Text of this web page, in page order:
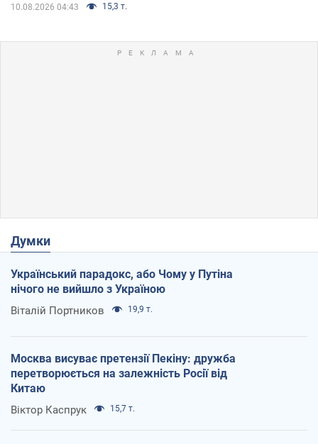
10.08.2026 04:43 15,3 т.
Думки
Український парадокс, або Чому у Путіна
нічого не вийшло з Україною
Віталій Портников 19,9 т.
Москва висуває претензії Пекіну: дружба
перетворюється на залежність Росії від
Китаю
Віктор Каспрук 15,7 т.